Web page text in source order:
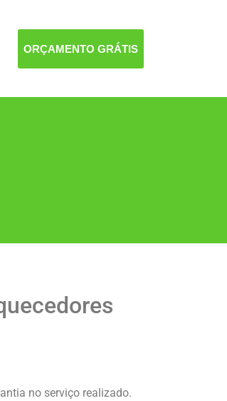
ORÇAMENTO GRÁTIS
no serviço realizado.